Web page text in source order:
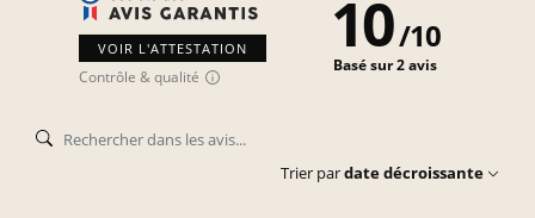
VOIR L'ATTESTATION
Contrôle & qualité
10/10
Basé sur 2 avis
Trier pardate décroissante